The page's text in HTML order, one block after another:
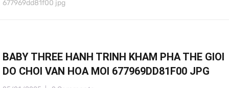
677969dd81f00 jpg
BABY THREE HANH TRINH KHAM PHA THE GIOI
DO CHOI VAN HOA MOI 677969DD81F00 JPG